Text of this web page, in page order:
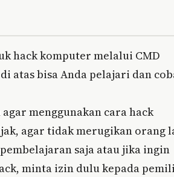
hack komputer melalui CMD
atas bisa Anda pelajari dan
menggunakan cara hack
agar tidak merugikan orang
saja atau jika ingin
minta izin dulu kepada